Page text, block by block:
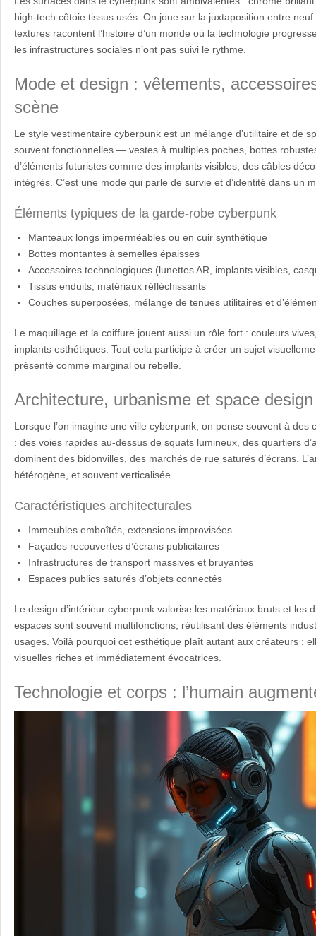
high-tech côtoie tissus usés. On joue sur la juxtaposition entre
textures racontent l’histoire d’un monde où la technologie
les infrastructures sociales n’ont pas suivi le rythme.
Mode et design : vêtements,
scène
Le style vestimentaire cyberpunk est un mélange d’utilitaire et de
souvent fonctionnelles — vestes à multiples poches, bottes
d’éléments futuristes comme des implants visibles, des câbles
intégrés. C’est une mode qui parle de survie et d’identité dans un
Éléments typiques de la garde-robe cyberpunk
Manteaux longs imperméables ou en cuir synthétique
Bottes montantes à semelles épaisses
Accessoires technologiques (lunettes AR, implants visibles,
Tissus enduits, matériaux réfléchissants
Couches superposées, mélange de tenues utilitaires et
Le maquillage et la coiffure jouent aussi un rôle fort : couleurs
implants esthétiques. Tout cela participe à créer un sujet
présenté comme marginal ou rebelle.
Architecture, urbanisme et space design
Lorsque l’on imagine une ville cyberpunk, on pense souvent à des
: des voies rapides au-dessus de squats lumineux, des quartiers
dominent des bidonvilles, des marchés de rue saturés d’écrans.
hétérogène, et souvent verticalisée.
Caractéristiques architecturales
Immeubles emboîtés, extensions improvisées
Façades recouvertes d’écrans publicitaires
Infrastructures de transport massives et bruyantes
Espaces publics saturés d’objets connectés
Le design d’intérieur cyberpunk valorise les matériaux bruts et les
espaces sont souvent multifonctions, réutilisant des éléments
usages. Voilà pourquoi cet esthétique plaît autant aux créateurs :
visuelles riches et immédiatement évocatrices.
Technologie et corps : l’humain